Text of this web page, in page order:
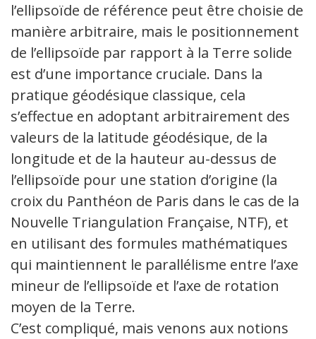
l’ellipsoïde de référence peut être choisie de
manière arbitraire, mais le positionnement
de l’ellipsoïde par rapport à la Terre solide
est d’une importance cruciale. Dans la
pratique géodésique classique, cela
s’effectue en adoptant arbitrairement des
valeurs de la latitude géodésique, de la
longitude et de la hauteur au-dessus de
l’ellipsoïde pour une station d’origine (la
croix du Panthéon de Paris dans le cas de la
Nouvelle Triangulation Française, NTF), et
en utilisant des formules mathématiques
qui maintiennent le parallélisme entre l’axe
mineur de l’ellipsoïde et l’axe de rotation
moyen de la Terre.
C’est compliqué, mais venons aux notions